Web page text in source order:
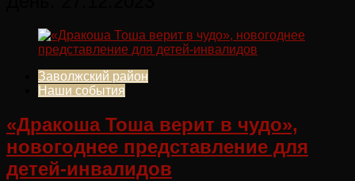
Заволжский район
Наши события
«Дракоша Тоша верит в чудо»,
новогоднее представление для
детей-инвалидов